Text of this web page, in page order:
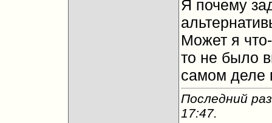
Я почему
Может я
то не было
самом деле
Последний
17:47.